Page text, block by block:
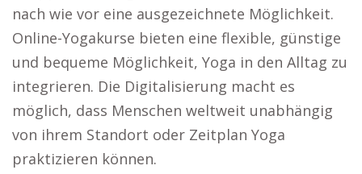
nach wie vor eine ausgezeichnete Möglichkeit.
Online-Yogakurse bieten eine flexible, günstige
und bequeme Möglichkeit, Yoga in den Alltag zu
integrieren. Die Digitalisierung macht es
möglich, dass Menschen weltweit unabhängig
von ihrem Standort oder Zeitplan Yoga
praktizieren können.